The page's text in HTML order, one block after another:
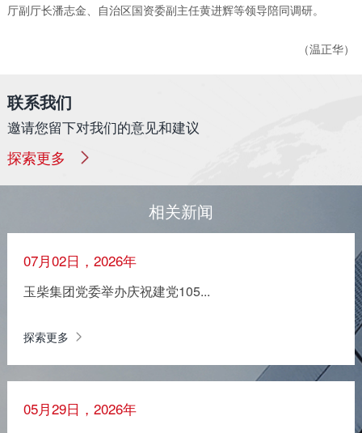
厅副厅长潘志金、自治区国资委副主任黄进辉等领导陪同调研。
（温正华）
联系我们
邀请您留下对我们的意见和建议
探索更多
相关新闻
07月02日，2026年
玉柴集团党委举办庆祝建党105...
探索更多
05月29日，2026年